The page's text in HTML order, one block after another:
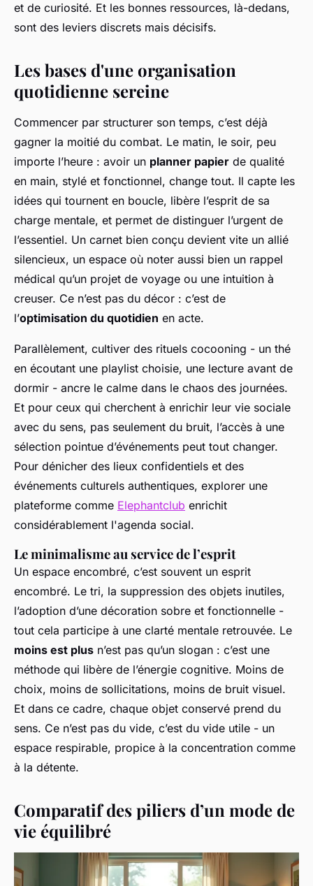
et de curiosité. Et les bonnes ressources, là-dedans,
sont des leviers discrets mais décisifs.
Les bases d'une organisation
quotidienne sereine
Commencer par structurer son temps, c’est déjà
gagner la moitié du combat. Le matin, le soir, peu
importe l’heure : avoir un planner papier de qualité
en main, stylé et fonctionnel, change tout. Il capte les
idées qui tournent en boucle, libère l’esprit de sa
charge mentale, et permet de distinguer l’urgent de
l’essentiel. Un carnet bien conçu devient vite un allié
silencieux, un espace où noter aussi bien un rappel
médical qu’un projet de voyage ou une intuition à
creuser. Ce n’est pas du décor : c’est de
l’optimisation du quotidien en acte.
Parallèlement, cultiver des rituels cocooning - un thé
en écoutant une playlist choisie, une lecture avant de
dormir - ancre le calme dans le chaos des journées.
Et pour ceux qui cherchent à enrichir leur vie sociale
avec du sens, pas seulement du bruit, l’accès à une
sélection pointue d’événements peut tout changer.
Pour dénicher des lieux confidentiels et des
événements culturels authentiques, explorer une
plateforme comme Elephantclub enrichit
considérablement l'agenda social.
Le minimalisme au service de l’esprit
Un espace encombré, c’est souvent un esprit
encombré. Le tri, la suppression des objets inutiles,
l’adoption d’une décoration sobre et fonctionnelle -
tout cela participe à une clarté mentale retrouvée. Le
moins est plus n’est pas qu’un slogan : c’est une
méthode qui libère de l’énergie cognitive. Moins de
choix, moins de sollicitations, moins de bruit visuel.
Et dans ce cadre, chaque objet conservé prend du
sens. Ce n’est pas du vide, c’est du vide utile - un
espace respirable, propice à la concentration comme
à la détente.
Comparatif des piliers d’un mode de
vie équilibré